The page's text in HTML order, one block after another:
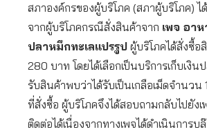
สภาองค์กรของผู้บริโภค (สภาผู้บริโภค) ได้
จากผู้บริโภคกรณีสั่งสินค้าจาก เพจ อา
ปลาหมึกทะเลแปรรูป ผู้บริโภคได้สั่งซื้อ
280 บาท โดยได้เลือกเป็นบริการเก็บเงิน
รับสินค้าพบว่าได้รับเป็นเกลือเม็ดจำนวน
ที่สั่งซื้อ ผู้บริโภคจึงได้สอบถามกลับไปยังเ
ติดต่อได้เนื่องจากทางเพจได้ดำเนินการบ